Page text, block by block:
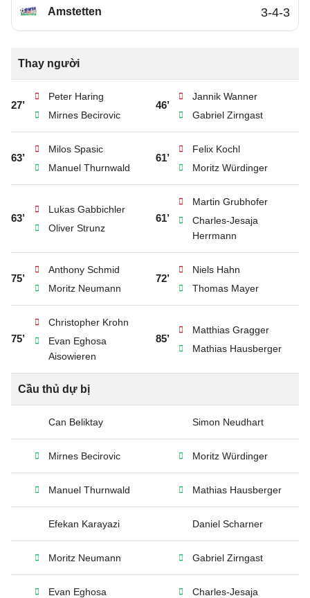
Amstetten 3-4-3
Thay người
27’
Peter Haring
Mirnes Becirovic
46’
Jannik Wanner
Gabriel Zirngast
63’
Milos Spasic
Manuel Thurnwald
61’
Felix Kochl
Moritz Würdinger
63’
Lukas Gabbichler
Oliver Strunz
61’
Martin Grubhofer
Charles-Jesaja
Herrmann
75’
Anthony Schmid
Moritz Neumann
72’
Niels Hahn
Thomas Mayer
75’
Christopher Krohn
Evan Eghosa
Aisowieren
85’
Matthias Gragger
Mathias Hausberger
Cầu thủ dự bị
Can Beliktay Simon Neudhart
Mirnes Becirovic Moritz Würdinger
Manuel Thurnwald Mathias Hausberger
Efekan Karayazi Daniel Scharner
Moritz Neumann Gabriel Zirngast
Evan Eghosa
Charles-Jesaja